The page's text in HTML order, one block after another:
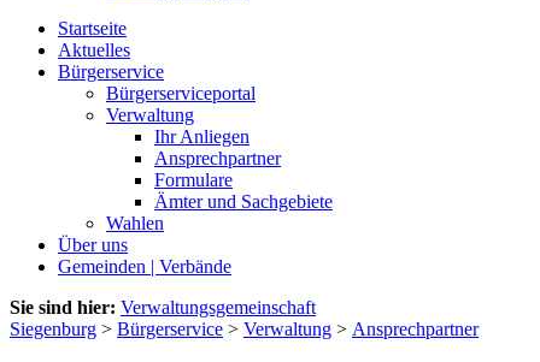
Startseite
Aktuelles
Bürgerservice
Bürgerserviceportal
Verwaltung
Ihr Anliegen
Ansprechpartner
Formulare
Ämter und Sachgebiete
Wahlen
Über uns
Gemeinden | Verbände
Sie sind hier: Verwaltungsgemeinschaft
Siegenburg > Bürgerservice > Verwaltung > Ansprechpartner